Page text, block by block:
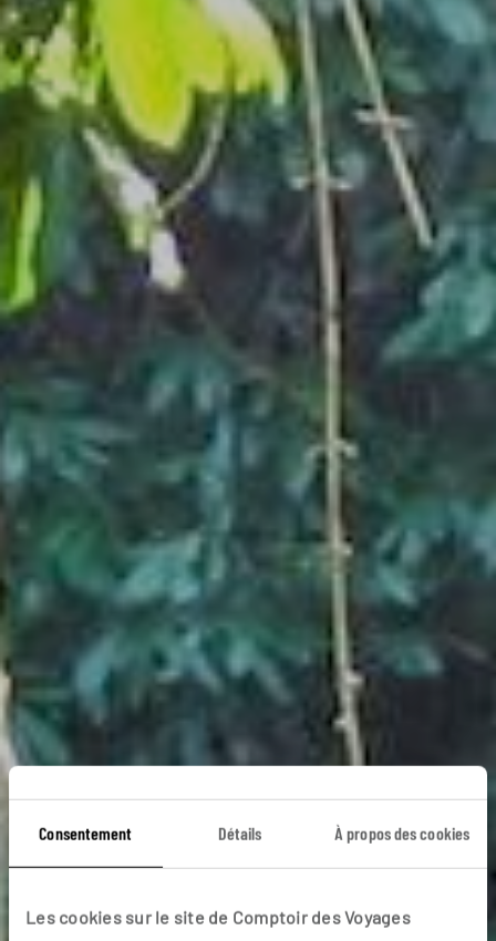
Consentement Détails À propos des cookies
Les cookies sur le site de Comptoir des Voyages